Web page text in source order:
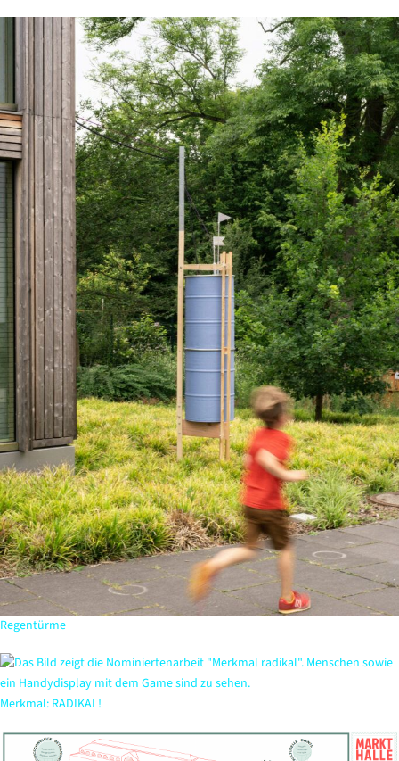
Regentürme
Merkmal: RADIKAL!